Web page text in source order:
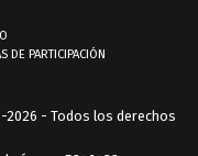
DE PARTICIPACIÓN
2026 - Todos los derechos